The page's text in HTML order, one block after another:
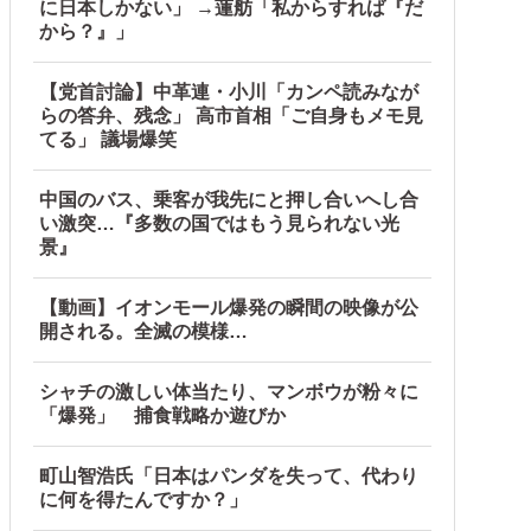
に日本しかない」 →蓮舫「私からすれば『だ
から？』」
【党首討論】中革連・小川「カンペ読みなが
らの答弁、残念」 高市首相「ご自身もメモ見
てる」 議場爆笑
中国のバス、乗客が我先にと押し合いへし合
い激突…『多数の国ではもう見られない光
景』
【動画】イオンモール爆発の瞬間の映像が公
開される。全滅の模様…
シャチの激しい体当たり、マンボウが粉々に
「爆発」 捕食戦略か遊びか
町山智浩氏「日本はパンダを失って、代わり
に何を得たんですか？」